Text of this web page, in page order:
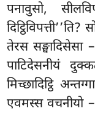
पनावुसो,
तेरस सङ्घादिसेसा
पाटिदेसनीयं
मिच्छादिट्ठि
एवमस्स वचनीयो